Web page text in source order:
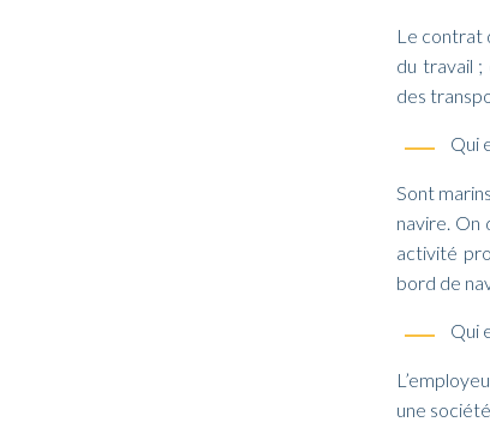
Le contrat
du travail ;
des
Qui
Sont
navire. On
activité
bord de
Qui
une